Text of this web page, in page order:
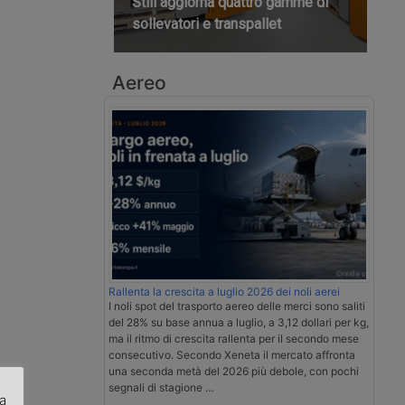
sollevatori e transpallet
Aereo
Rallenta la crescita a luglio 2026 dei noli aerei
I noli spot del trasporto aereo delle merci sono saliti
del 28% su base annua a luglio, a 3,12 dollari per kg,
ma il ritmo di crescita rallenta per il secondo mese
consecutivo. Secondo Xeneta il mercato affronta
una seconda metà del 2026 più debole, con pochi
segnali di stagione …